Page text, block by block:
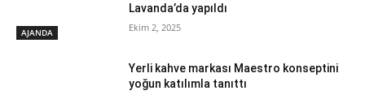
AJANDA
Lavanda’da yapıldı
Ekim 2, 2025
Yerli kahve markası Maestro konseptini
yoğun katılımla tanıttı